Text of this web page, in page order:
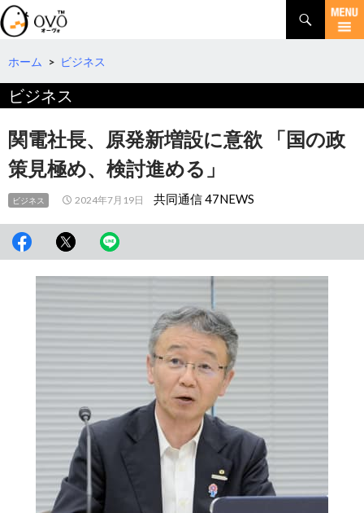
検
索
コ
テ
へ
移
動
ホーム > ビジネス
ビジネス
関電社長、原発新増設に意欲 「国の政
策見極め、検討進める」
ビジネス 2024年7月19日 共同通信 47NEWS